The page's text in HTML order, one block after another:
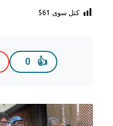
کتل سوی 561
👍
0